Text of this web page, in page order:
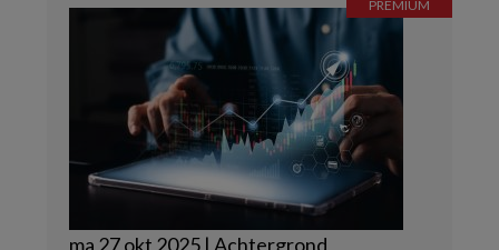
ma 27 okt 2025 | Achtergrond